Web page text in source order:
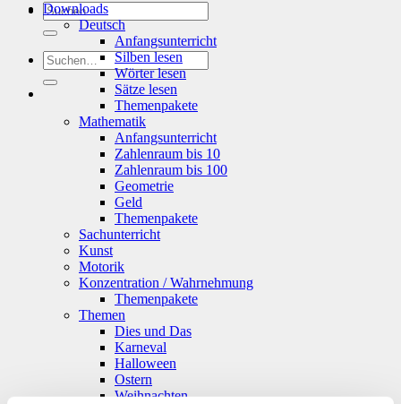
Suchen
nach:
Suchen
nach:
Downloads
Deutsch
Anfangsunterricht
Silben lesen
Wörter lesen
Sätze lesen
Themenpakete
Mathematik
Anfangsunterricht
Zahlenraum bis 10
Zahlenraum bis 100
Geometrie
Geld
Themenpakete
Sachunterricht
Kunst
Motorik
Konzentration / Wahrnehmung
Themenpakete
Themen
Dies und Das
Karneval
Halloween
Ostern
Weihnachten